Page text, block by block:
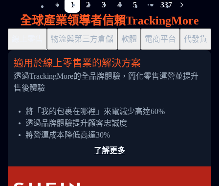
1 2 3 4 5
More pages
337
全球產業領導者信賴TrackingMore
物流與第三方倉儲 軟體 電商平台 代發貨
適用於線上零售業的解決方案
透過TrackingMore的全品牌體驗，簡化零售運營並提升
售後體驗
將「我的包裹在哪裡」來電減少高達60%
透過品牌體驗提升顧客忠誠度
將營運成本降低高達30%
了解更多